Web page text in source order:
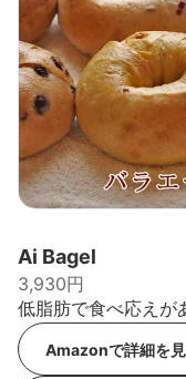
Ai Bagel
3,930円
低脂肪で食べ応えが
Amazonで詳細を